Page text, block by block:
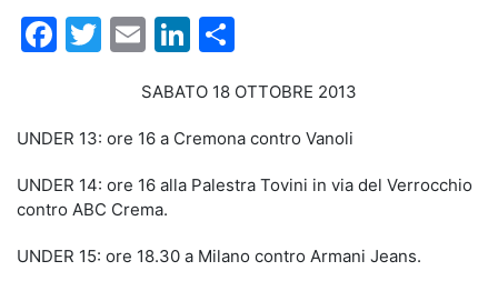
Facebook
Twitter
EmailLinkedIn
SABATO 18 OTTOBRE 2013
UNDER 13: ore 16 a Cremona contro Vanoli
UNDER 14: ore 16 alla Palestra Tovini in via del Verrocchio
contro ABC Crema.
UNDER 15: ore 18.30 a Milano contro Armani Jeans.